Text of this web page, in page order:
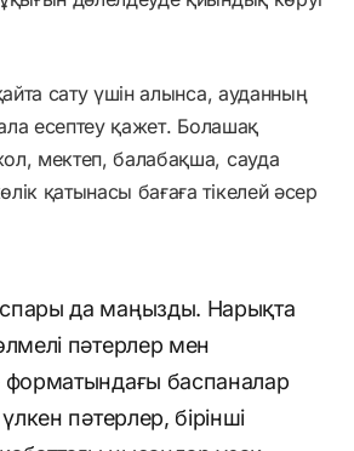
сату үшін алынса, ауданның
ала есептеу қажет. Болашақ
мектеп, балабақша, сауда
қатынасы бағаға тікелей әсер
да маңызды. Нарықта
пәтерлер мен
форматындағы баспаналар
пәтерлер, бірінші